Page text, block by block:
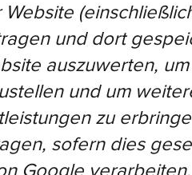
und dort
auszuwerten,
und um
zu
sofern dies